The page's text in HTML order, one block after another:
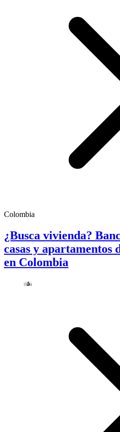
Colombia
¿Busca vivienda?
casas y apartamentos
en Colombia